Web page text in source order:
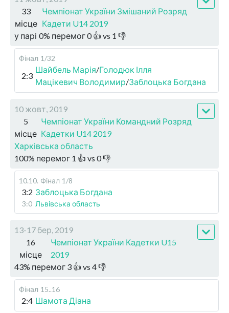
33
місце
Чемпіонат України Змішаний Розряд
Кадети U14 2019
у парі 0% перемог0👍 vs 1 👎
Фінал 1/32
2:3
Шайбель Марія/Голодюк Ілля
Мацікевич Володимир/Заблоцька Богдана
10 жовт, 2019
5
місце
Чемпіонат України Командний Розряд
Кадетки U14 2019
Харківська область
100% перемог 1 👍 vs 0👎
10.10. Фінал 1/8
3:2 Заблоцька Богдана
3:0 Львівська область
13-17 бер, 2019
16
місце
Чемпіонат України Кадетки U15
2019
43% перемог 3 👍 vs 4👎
Фінал 15..16
2:4 Шамота Діана